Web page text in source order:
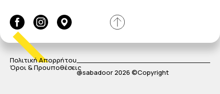
Πολιτική Απορρήτου
Όροι & Προυποθέσεις
@sabadoor 2026 ©Copyright